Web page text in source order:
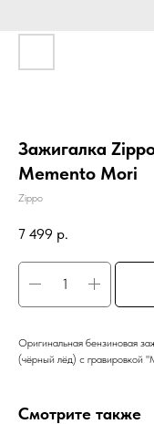
Зажигалка
Memento Mori
Zippo
7 499 р.
Оригинальная бензиновая
(чёрный лёд) с гравировкой
Смотрите также